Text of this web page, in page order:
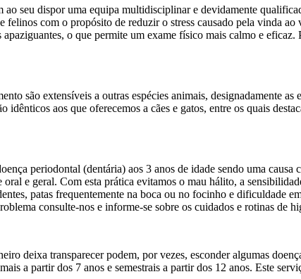
seu dispor uma equipa multidisciplinar e devidamente
felinos com o propósito de reduzir o stress causado pela vinda
o que permite um exame físico mais calmo e
são extensíveis a outras espécies animais, designadamente
aos que oferecemos a cães e gatos, entre os quais
periodontal (dentária) aos 3 anos de idade sendo uma
e geral. Com esta prática evitamos o mau hálito, a
patas frequentemente na boca ou no focinho e dificuldade
consulte-nos e informe-se sobre os cuidados e rotinas de
deixa transparecer podem, por vezes, esconder algumas
a partir dos 7 anos e semestrais a partir dos 12 anos. Este